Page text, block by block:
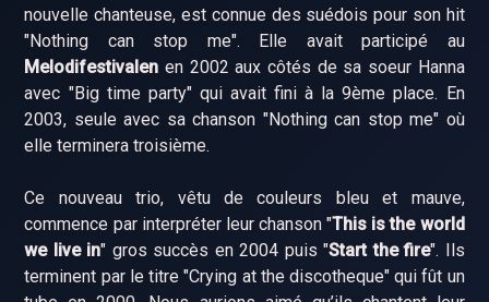
nouvelle chanteuse, est connue des suédois pour son hit
"Nothing can stop me". Elle avait participé au
Melodifestivalen en 2002 aux côtés de sa soeur Hanna
avec "Big time party" qui avait fini à la 9ème place. En
2003, seule avec sa chanson "Nothing can stop me" où
elle terminera troisième.
Ce nouveau trio, vêtu de couleurs bleu et mauve,
commence par interpréter leur chanson "This is the world
we live in" gros succès en 2004 puis "Start the fire". Ils
terminent par le titre "Crying at the discotheque" qui fût un